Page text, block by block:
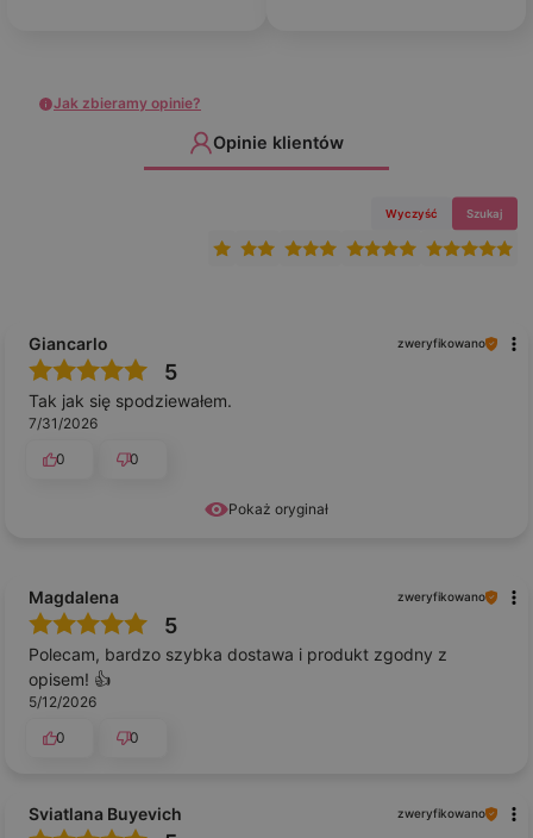
Jak zbieramy opinie?
Opinie klientów
Wyczyść Szukaj
Pokaż oryginał
Giancarlo zweryfikowano
5
Tak jak się spodziewałem.
7/31/2026
0
0
Magdalena zweryfikowano
5
Polecam, bardzo szybka dostawa i produkt zgodny z
opisem! 👍️
5/12/2026
0
0
Sviatlana Buyevich zweryfikowano